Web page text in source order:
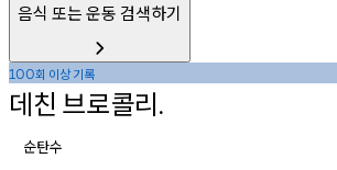
음식 또는 운동 검색하기
100회 이상기록
데친 브로콜리.
순탄수